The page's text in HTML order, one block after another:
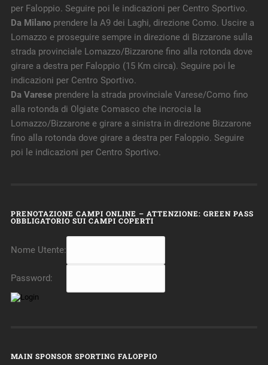
per Faloppio. Seguire poi le indicazioni per Centro Sportivo.
Da Milanoprendere la A9 dei Laghi, direzione Como. Uscire a
Lomazzo e proseguire sempre in direzione di Bizzarone sulla
strada provinciale Lomazzo/Bizzarone fino alla rotonda dove
girare a destra per Faloppio (15 Km circa). Seguire poi le
indicazioni per Centro Sportivo.
Da Vareseprendere la strada provinciale Varese/Como fino
alla rotonda di Olgiate Comasco che incrocia la
Lomazzo/Bizzarone e girare a sinistra in direzione Bizzarone
fino alla rotonda dove girare a destra per Faloppio. Seguire
poi le indicazioni per Centro Sportivo.
PRENOTAZIONE CAMPI ONLINE – ATTENZIONE: GREEN PASS
OBBLIGATORIO SUI CAMPI COPERTI
Nome Utente:
Password:
MAIN SPONSOR SPORTING FALOPPIO